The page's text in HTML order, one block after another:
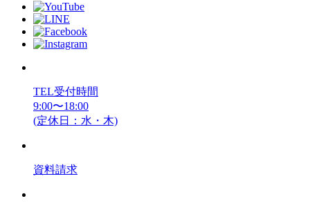
TEL受付時間
9:00〜18:00
(定休日：水・木)
資料請求